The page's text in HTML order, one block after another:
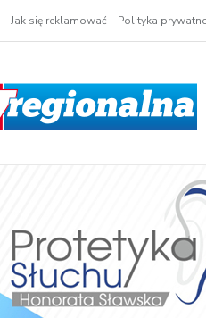
Jak się reklamować Polityka